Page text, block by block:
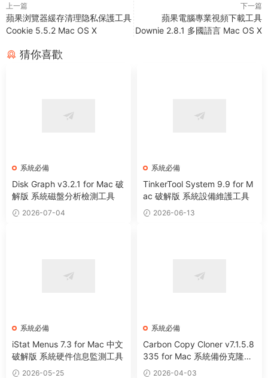
上一篇
蘋果浏覽器緩存清理隐私保護工具
Cookie 5.5.2 Mac OS X
下一篇
蘋果電腦專業視頻下載工具
Downie 2.8.1 多國語言 Mac OS X
猜你喜歡
系統必備
Disk Graph v3.2.1 for Mac 破
解版 系統磁盤分析檢測工具
2026-07-04
系統必備
TinkerTool System 9.9 for M
ac 破解版 系統設備維護工具
2026-06-13
系統必備
iStat Menus 7.3 for Mac 中文
破解版 系統硬件信息監測工具
2026-05-25
系統必備
Carbon Copy Cloner v7.1.5.8
335 for Mac 系統備份克隆遷
移工具
2026-04-03